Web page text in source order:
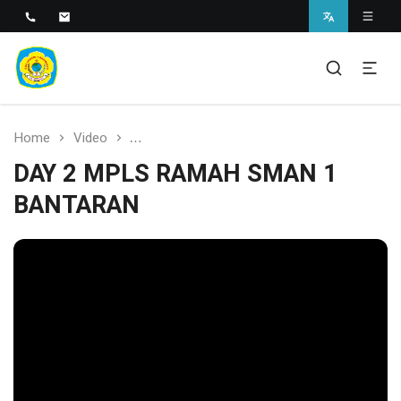
SMAN 1 Bantaran
SMAN 1 BANTARAN
Home Video DAY 2 MPLS RAMAH SMAN 1 BANTARAN
DAY 2 MPLS RAMAH SMAN 1
BANTARAN